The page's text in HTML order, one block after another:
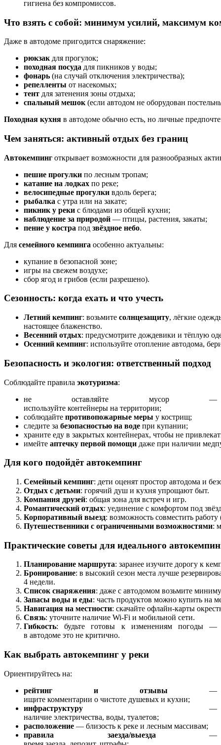
гигиена без компромиссов.
Что взять с собой: минимум усилий, максимум
Даже в автодоме пригодится снаряжение:
рюкзак для прогулок;
походная посуда для пикников у воды;
фонарь (на случай отключения электричества);
репелленты от насекомых;
тент для затенения зоны отдыха;
спальный мешок (если автодом не оборудован
Походная кухня в автодоме обычно есть, но личные
Чем заняться: активный отдых без границ
Автокемпинг открывает возможности для разнообразных
пешие прогулки по лесным тропам;
катание на лодках по реке;
велосипедные прогулки вдоль берега;
рыбалка с утра или на закате;
пикник у реки с блюдами из общей кухни;
наблюдение за природой — птицы, растения, закаты;
пение у костра под звёздное небо.
Для семейного кемпинга особенно актуальны:
купание в безопасной зоне;
игры на свежем воздухе;
сбор ягод и грибов (если разрешено).
Сезонность: когда ехать и что учесть
Летний кемпинг: возьмите солнцезащиту, лёгкие
настоящее блаженство.
Весенний отдых: предусмотрите дождевики и тёплую
Осенний кемпинг: используйте отопление автодома,
Безопасность и экология: ответственный подход
Соблюдайте правила экотуризма:
не оставляйте мусор—
используйте контейнеры на территории;
соблюдайте противопожарные меры у кострищ;
следите за безопасностью на воде при купании;
храните еду в закрытых контейнерах, чтобы не
имейте аптечку первой помощи даже при наличии
Для кого подойдётавтокемпинг
Семейный кемпинг: дети оценят простор автодома и
Отдых с детьми: горячий душ и кухня упрощают быт.
Компания друзей: общая зона для встреч и игр.
Романтический отдых: уединение с комфортом под
Корпоративный выезд: возможность совместить работу
Путешественники с ограниченными возможностями:
Практические советы для идеального
Планирование маршрута: заранее изучите дорогу к
Бронирование: в высокий сезон места лучше
4 недели.
Списокснаряжения: даже с автодомом возьмите
Запасы воды и еды: часть продуктов можно купить на
Навигация на местности: скачайте офлайн‑карты
Связь: уточните наличие Wi‑Fi и мобильной сети.
Гибкость: будьте готовы кизменениямпогоды—
в автодоме это не критично.
Как выбрать автокемпинг у реки
Ориентируйтесь на:
рейтинг и отзывы —
ищите комментарии о чистоте душевых и кухни;
инфраструктуру —
наличие электричества, воды, туалетов;
расположение — близость к реке и лесным массивам;
правила заезда/выезда —